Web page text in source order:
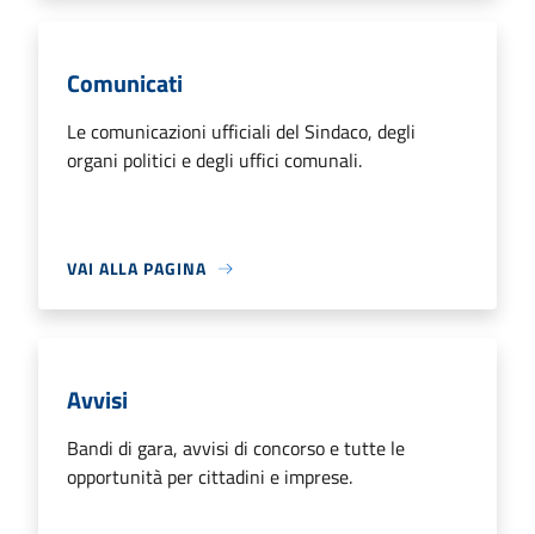
Comunicati
Le comunicazioni ufficiali del Sindaco, degli
organi politici e degli uffici comunali.
VAI ALLA PAGINA
Avvisi
Bandi di gara, avvisi di concorso e tutte le
opportunità per cittadini e imprese.